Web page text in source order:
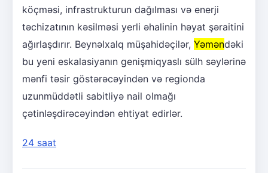
köçməsi, infrastrukturun dağılması və enerji
təchizatının kəsilməsi yerli əhalinin həyat şəraitini
ağırlaşdırır. Beynəlxalq müşahidəçilər, Yəməndəki
bu yeni eskalasiyanın genişmiqyaslı sülh səylərinə
mənfi təsir göstərəcəyindən və regionda
uzunmüddətli sabitliyə nail olmağı
çətinləşdirəcəyindən ehtiyat edirlər.
24 saat